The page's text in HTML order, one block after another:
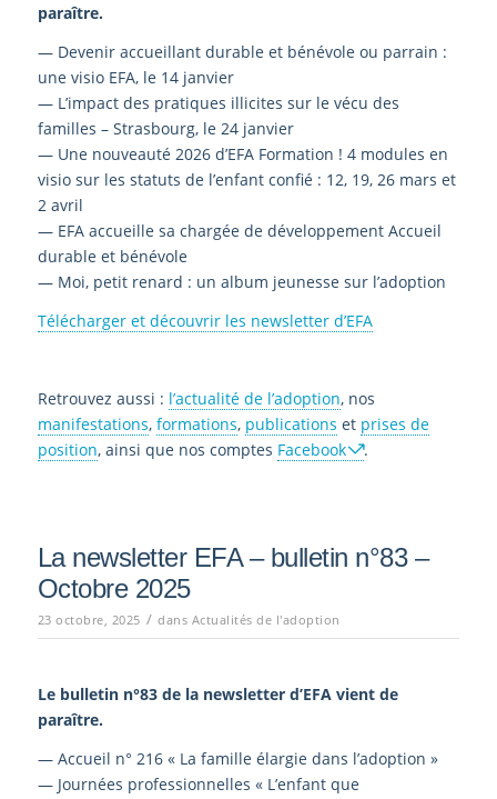
paraître.
— Devenir accueillant durable et bénévole ou parrain :
une visio EFA, le 14 janvier
— L’impact des pratiques illicites sur le vécu des
familles – Strasbourg, le 24 janvier
— Une nouveauté 2026 d’EFA Formation ! 4 modules en
visio sur les statuts de l’enfant confié : 12, 19, 26 mars et
2 avril
— EFA accueille sa chargée de développement Accueil
durable et bénévole
— Moi, petit renard : un album jeunesse sur l’adoption
Télécharger et découvrir les newsletter d’EFA
Retrouvez aussi : l’actualité de l’adoption, nos
manifestations, formations, publications et prises de
position, ainsi que nos comptes Facebook .
La newsletter EFA – bulletin n°83 –
Octobre 2025
23 octobre, 2025 / dans Actualités de l'adoption
Le bulletin n°83 de la newsletter d’EFA vient de
paraître.
— Accueil n° 216 « La famille élargie dans l’adoption »
— Journées professionnelles « L’enfant que